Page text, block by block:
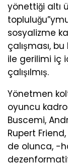
yönettiği altı
sosyalizme
çalışması,
ile gerilimi iç
çalışılmış.
Yönetmen
oyuncu
Buscemi,
Rupert
de olunca, -